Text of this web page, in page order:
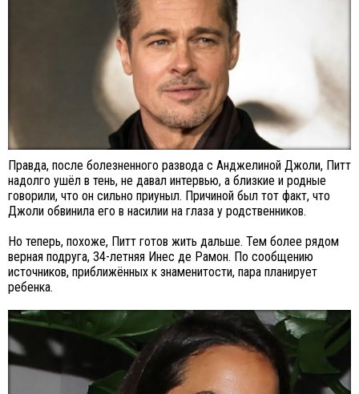
Правда, после болезненного развода с Анджелиной Джоли, Питт
надолго ушёл в тень, не давал интервью, а близкие и родные
говорили, что он сильно приуныл. Причиной был тот факт, что
Джоли обвинила его в насилии на глаза у родственников.
Но теперь, похоже, Питт готов жить дальше. Тем более рядом
верная подруга, 34-летняя Инес де Рамон. По сообщению
источников, приближённых к знаменитости, пара планирует
ребенка.